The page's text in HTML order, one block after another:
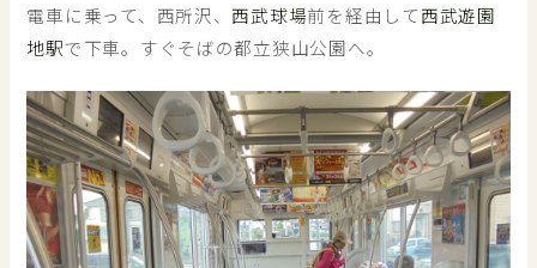
電車に乗って、西所沢、 西武球場前を経由して西武遊園
地駅で下車。すぐそばの都立狭山公園へ。